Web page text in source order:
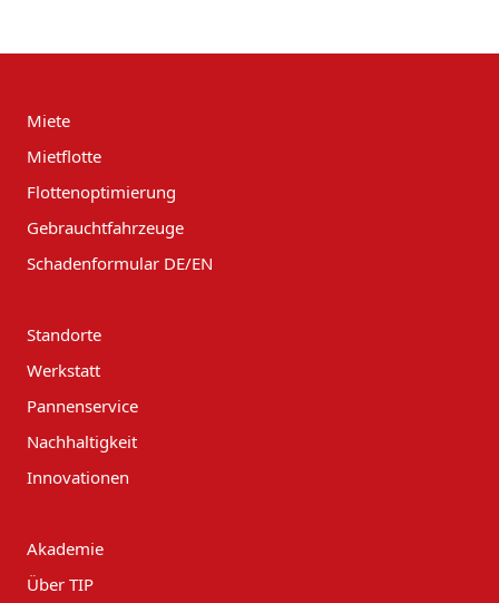
Miete
Mietflotte
Flottenoptimierung
Gebrauchtfahrzeuge
Schadenformular DE/EN
Standorte
Werkstatt
Pannenservice
Nachhaltigkeit
Innovationen
Akademie
Über TIP